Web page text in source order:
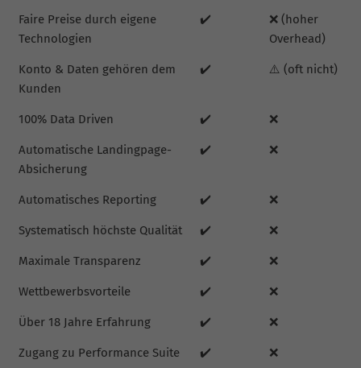
Faire Preise durch eigene
Technologien
✔️
❌ (hoher
Overhead)
Konto & Daten gehören dem
Kunden
✔️ ⚠️ (oft nicht)
100% Data Driven ✔️ ❌
Automatische Landingpage-
Absicherung
✔️ ❌
Automatisches Reporting ✔️ ❌
Systematisch höchste Qualität ✔️ ❌
Maximale Transparenz ✔️ ❌
Wettbewerbsvorteile ✔️ ❌
Über 18 Jahre Erfahrung ✔️ ❌
Zugang zu Performance Suite ✔️ ❌